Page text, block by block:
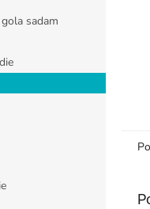
sadam